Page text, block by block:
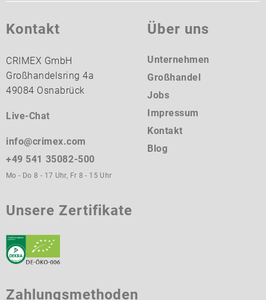
Kontakt
CRIMEX GmbH
Großhandelsring 4a
49084 Osnabrück
Live-Chat
info@crimex.com
+49 541 35082-500
Mo - Do 8 - 17 Uhr, Fr 8 - 15 Uhr
Über uns
Unternehmen
Großhandel
Jobs
Impressum
Kontakt
Blog
Unsere Zertifikate
Zahlungsmethoden